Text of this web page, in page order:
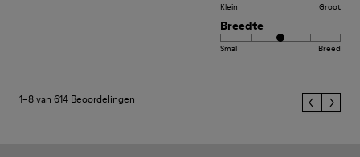
Klein Groot
Breedte
Smal Breed
1–8 van 614 Beoordelingen